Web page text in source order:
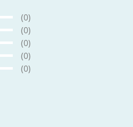
(0)
(0)
(0)
(0)
(0)